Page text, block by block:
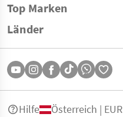
Top Marken
Länder
Hilfe Österreich | EUR